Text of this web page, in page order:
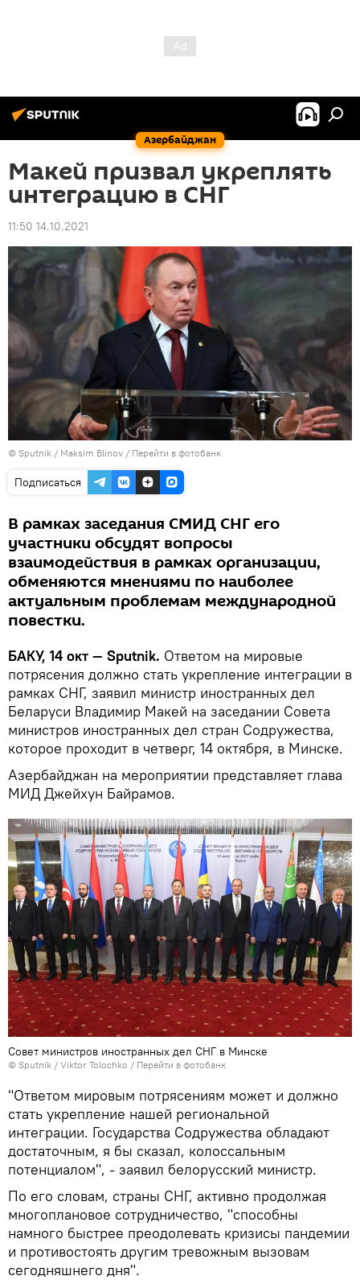
Азербайджан
Макей призвал укреплять
интеграцию в СНГ
11:50 14.10.2021
© Sputnik / Maksim Blinov / Перейти в фотобанк
Подписаться
В рамках заседания СМИД СНГ его
участники обсудят вопросы
взаимодействия в рамках организации,
обменяются мнениями по наиболее
актуальным проблемам международной
повестки.
БАКУ, 14 окт — Sputnik. Ответом на мировые
потрясения должно стать укрепление интеграции в
рамках СНГ, заявил министр иностранных дел
Беларуси Владимир Макей на заседании Совета
министров иностранных дел стран Содружества,
которое проходит в четверг, 14 октября, в Минске.
Азербайджан на мероприятии представляет глава
МИД Джейхун Байрамов.
Совет министров иностранных дел СНГ в Минске
© Sputnik / Viktor Tolochko / Перейти в фотобанк
"Ответом мировым потрясениям может и должно
стать укрепление нашей региональной
интеграции. Государства Содружества обладают
достаточным, я бы сказал, колоссальным
потенциалом", - заявил белорусский министр.
По его словам, страны СНГ, активно продолжая
многоплановое сотрудничество, "способны
намного быстрее преодолевать кризисы пандемии
и противостоять другим тревожным вызовам
сегодняшнего дня".